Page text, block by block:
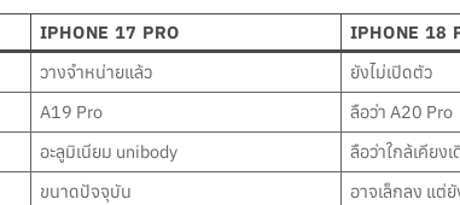
IPHONE 17 PRO
IPHONE 18
วางจำหน่ายแล้ว
ยังไม่เปิดตัว
A19 Pro
ลือว่า A20 Pro
อะลูมิเนียม unibody
ลือว่าใกล้เคียงเ
ขนาดปัจจุบัน
อาจเล็กลง แต่